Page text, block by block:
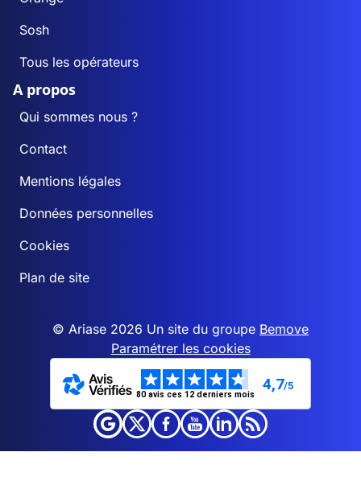
Sosh
Tous les opérateurs
A propos
Qui sommes nous ?
Contact
Mentions légales
Données personnelles
Cookies
Plan de site
© Ariase 2026 Un site du groupe Bemove
Paramétrer les cookies
80 avis ces 12 derniers mois
4,7/5